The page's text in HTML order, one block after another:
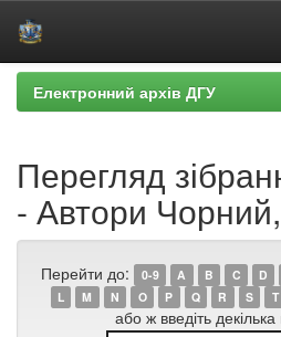
Skip
navigation
Електронний архів ДГУ
Перегляд
- Автори
Перейти до: 0-9 A B C D
L
M N O P Q R S T
або ж введіть